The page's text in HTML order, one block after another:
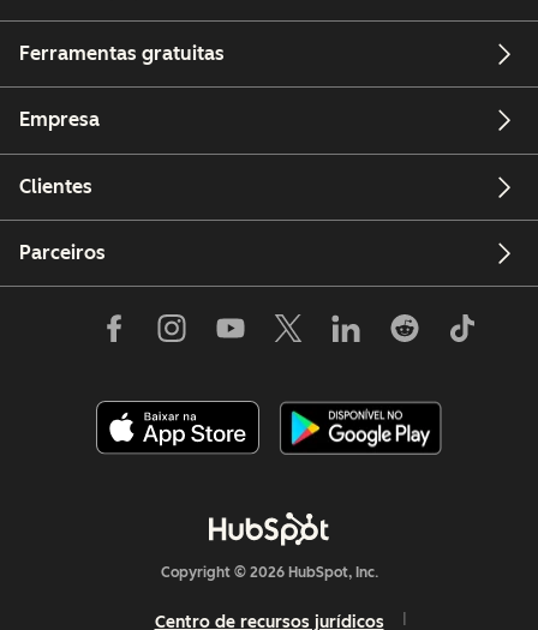
Ferramentas gratuitas
Empresa
Clientes
Parceiros
Copyright © 2026 HubSpot, Inc.
Centro de recursos jurídicos